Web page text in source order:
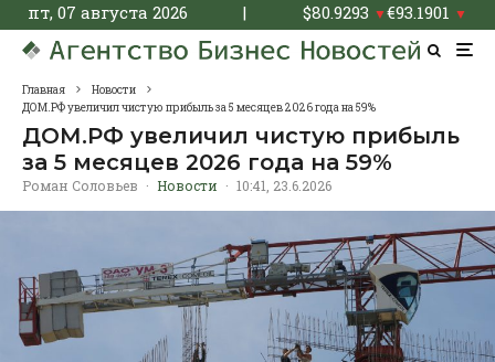
пт, 07 августа 2026 | $80.9293 ▼€93.1901 ▼
Главная
Новости
ДОМ.РФ увеличил чистую прибыль за 5 месяцев 2026 года на 59%
ДОМ.РФ увеличил чистую прибыль
за 5 месяцев 2026 года на 59%
Роман Соловьев · Новости · 10:41, 23.6.2026